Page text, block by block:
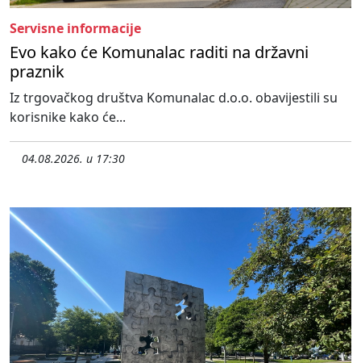
Servisne informacije
Evo kako će Komunalac raditi na državni
praznik
Iz trgovačkog društva Komunalac d.o.o. obavijestili su
korisnike kako će...
04.08.2026. u 17:30